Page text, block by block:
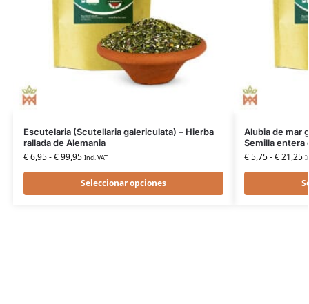
Escutelaria (Scutellaria galericulata) – Hierba
rallada de Alemania
€6,95-€99,95 Incl. VAT
Seleccionar opciones
Alubia de mar
Semilla entera
€5,75-€21,25